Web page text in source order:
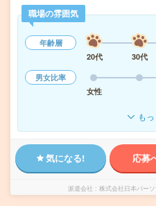
職場の雰囲気
年齢層
20代
30代
男女比率
女性
も
気になる! 応募
派遣会社 株式会社日本パー